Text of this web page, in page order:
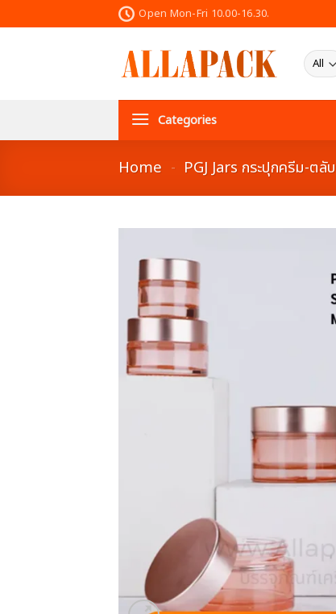
to
Open Mon-Fri 10.00-16.30.
Categories
Home - PGJ Jars กระปุกครีม-ตลับ